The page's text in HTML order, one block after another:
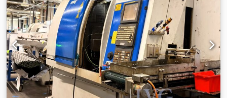
Entfernung Spindel/Tisch: min./max.: 235/525 mm
Tischfläche: 1270 x 315 mm Tischverstellung: fest / fix mm
Gesamtleistungsbedarf: nicht bekannt kW
Maschinengewicht ca.: 0,72 t Abmessung Maschine ca.
LxBxH: 1,4 x 0,8 x 2,25 m inkl. Kühlwasseranlage
Bedienung per Hand- und Fußbedienung Die
Bohrspindeln sind ausgestattet wie folgt: 1x Bohrfutter
13mm 2x Schnellspannfutter 10mm * Dedpfju Idutex
Ahzeck